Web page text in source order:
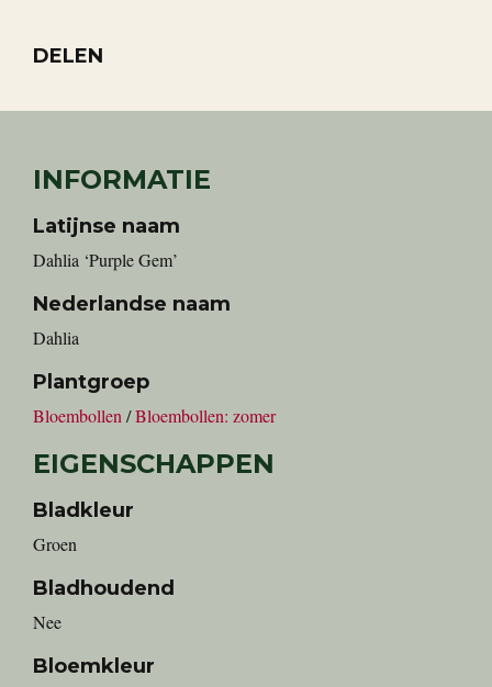
DELEN
INFORMATIE
Latijnse naam
Dahlia ‘Purple Gem’
Nederlandse naam
Dahlia
Plantgroep
Bloembollen /Bloembollen: zomer
EIGENSCHAPPEN
Bladkleur
Groen
Bladhoudend
Nee
Bloemkleur